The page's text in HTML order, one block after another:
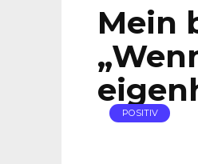
Mein
POSITIV